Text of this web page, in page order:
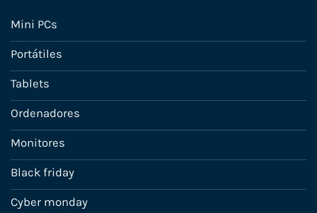
Mini PCs
Portátiles
Tablets
Ordenadores
Monitores
Black friday
Cyber monday